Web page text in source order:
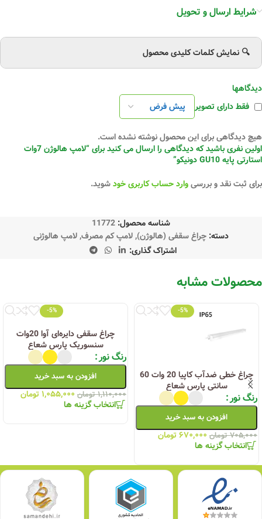
شرایط ارسال و تحویل
🔍 نمایش کلمات کلیدی محصول
دیدگاهها
فقط دارای تصویر
هیچ دیدگاهی برای این محصول نوشته نشده است.
اولین نفری باشید که دیدگاهی را ارسال می کنید برای “لامپ هالوژن 7وات
استارتی پایه GU10 دونیکو”
برای ثبت نقد و بررسیوارد حساب کاربری خودشوید.
شناسه محصول: 11772
دسته: چراغ سقفی (هالوژن),لامپ کم مصرف,لامپ هالوژنی
اشتراک گذاری:
محصولات مشابه
-5%
چراغ خطی ضدآب کاپیا 20 وات 60
سانتی پارس شعاع
رنگ نور
افزودن به سبد خرید
۷۰۵,۰۰۰ تومان ۶۷۰,۰۰۰تومان
انتخاب گزینه ها
-5%
چراغ سقفی دایره‌ای آوا 20وات
سنسوریک پارس شعاع
رنگ نور
افزودن به سبد خرید
۱,۱۱۰,۰۰۰ تومان ۱,۰۵۵,۰۰۰ تومان
انتخاب گزینه ها